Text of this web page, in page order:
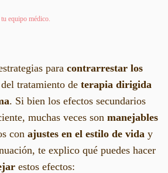
equipo médico.
para contrarrestar los
del tratamiento de terapia dirigida
. Si bien los efectos secundarios
muchas veces son manejables
con ajustes en el estilo de vida y
te explico qué puedes hacer
estos efectos: